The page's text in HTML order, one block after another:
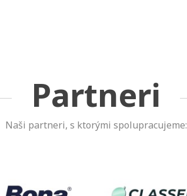
Partneri
Naši partneri, s ktorými spolupracujeme: